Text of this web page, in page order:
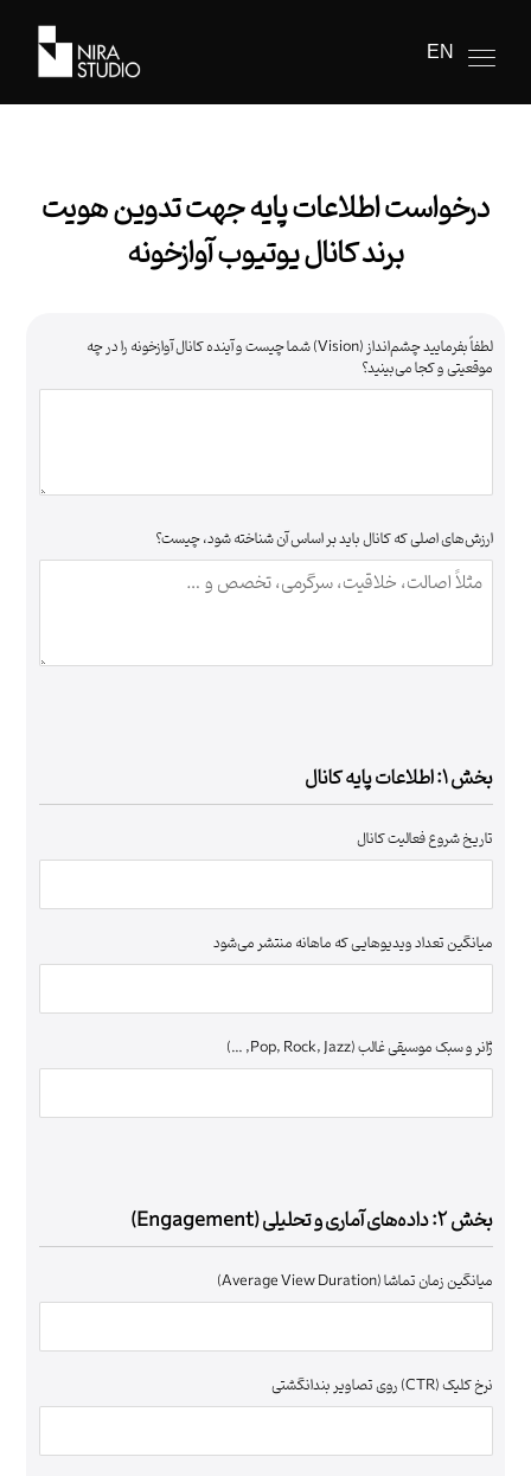
EN
درخواست اطلاعات پایه جهت تدوین هویت
برند کانال یوتیوب آوازخونه
لطفاً بفرمایید چشم‌انداز (Vision) شما چیست و آینده کانال آوازخونه را در چه
موقعیتی و کجا می‌بینید؟
ارزش‌های اصلی که کانال باید بر اساس آن شناخته شود، چیست؟
بخش ۱: اطلاعات پایه کانال
تاریخ شروع فعالیت کانال
میانگین تعداد ویدیوهایی که ماهانه منتشر می‌شود
ژانر و سبک موسیقی غالب (Pop, Rock, Jazz, …)
بخش ۲: داده‌های آماری و تحلیلی (Engagement)
میانگین زمان تماشا (Average View Duration)
نرخ کلیک (CTR) روی تصاویر بندانگشتی